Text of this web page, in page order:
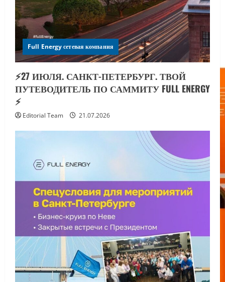
Full Energy сетевая компания
⚡️27 ИЮЛЯ. САНКТ-ПЕТЕРБУРГ. ТВОЙ
ПУТЕВОДИТЕЛЬ ПО САММИТУ FULL ENERGY
⚡️
Editorial Team 21.07.2026